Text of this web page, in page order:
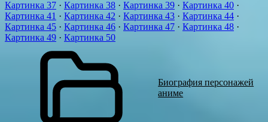
Картинка 37 · Картинка 38 · Картинка 39 · Картинка 40 ·
Картинка 41 · Картинка 42 · Картинка 43 · Картинка 44 ·
Картинка 45 · Картинка 46 · Картинка 47 · Картинка 48 ·
Картинка 49 · Картинка 50
Биография персонажей
аниме